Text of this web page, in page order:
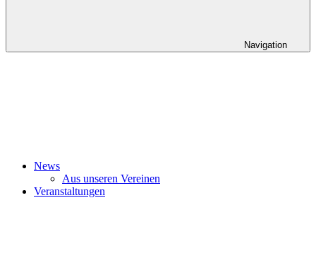
Navigation
News
Aus unseren Vereinen
Veranstaltungen